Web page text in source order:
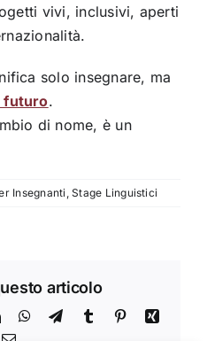
vivi, inclusivi, aperti
solo insegnare, ma
futuro.
di nome, è un
Insegnanti ,Stage Linguistici
articolo
LinkedInWhatsApp
TelegramTumblr PinterestXing